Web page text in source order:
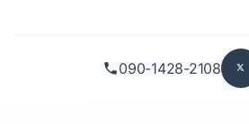
090-1428-2108